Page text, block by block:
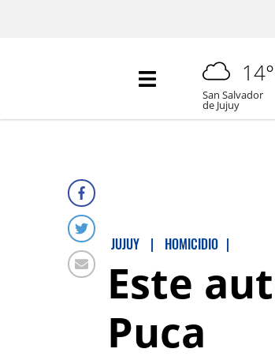
14°
San Salvador
de Jujuy
JUJUY | HOMICIDIO |
Este
Puca